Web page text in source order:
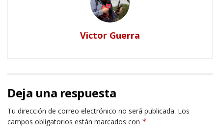
Victor Guerra
Deja una respuesta
Tu dirección de correo electrónico no será publicada. Los
campos obligatorios están marcados con *